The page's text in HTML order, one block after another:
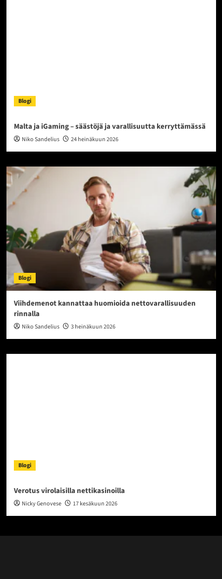
Blogi
Malta ja iGaming – säästöjä ja varallisuutta kerryttämässä
Niko Sandelius 24 heinäkuun 2026
Blogi
Viihdemenot kannattaa huomioida nettovarallisuuden
rinnalla
Niko Sandelius 3 heinäkuun 2026
Blogi
Verotus virolaisilla nettikasinoilla
Nicky Genovese 17 kesäkuun 2026